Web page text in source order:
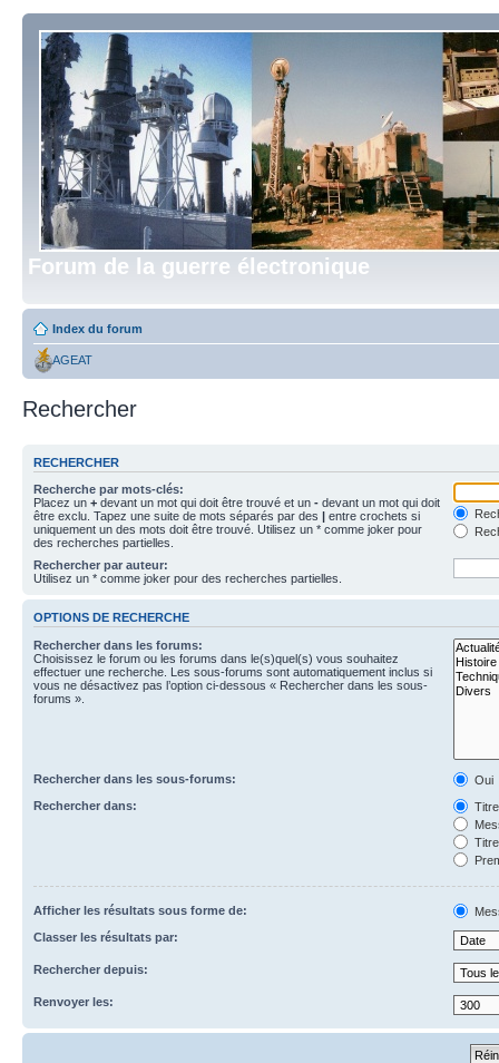
Forum de la guerre électronique
Index du forum
AGEAT
Rechercher
RECHERCHER
Recherche par mots-clés:
Placez un + devant un mot qui doit être trouvé et un - devant un mot qui doit
être exclu. Tapez une suite de mots séparés par des | entre crochets si
uniquement un des mots doit être trouvé. Utilisez un * comme joker pour
des recherches partielles.
Rechercher par auteur:
Utilisez un * comme joker pour des recherches partielles.
OPTIONS DE RECHERCHE
Rechercher dans les forums:
Choisissez le forum ou les forums dans le(s)quel(s) vous souhaitez
effectuer une recherche. Les sous-forums sont automatiquement inclus si
vous ne désactivez pas l’option ci-dessous « Rechercher dans les sous-
forums ».
Rechercher dans les sous-forums:
Oui
Rechercher dans:
Afficher les résultats sous forme de:
Classer les résultats par:
Rechercher depuis:
Renvoyer les: